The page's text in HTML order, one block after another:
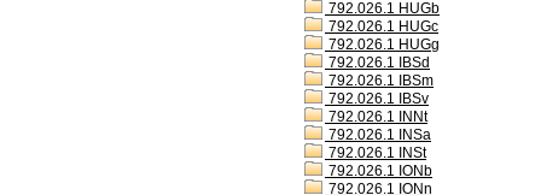
792.026.1 HUGb
792.026.1 HUGc
792.026.1 HUGg
792.026.1 IBSd
792.026.1 IBSm
792.026.1 IBSv
792.026.1 INNt
792.026.1 INSa
792.026.1 INSt
792.026.1 IONb
792.026.1 IONn